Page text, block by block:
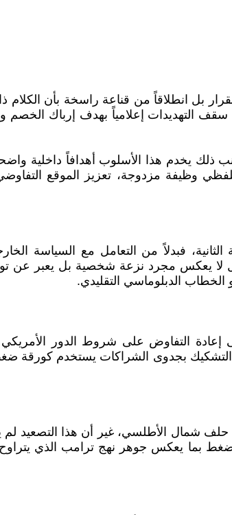
بل انطلاقاً من قناعة راسخة بأن الكلام
التهديدات إعلامياً بهدف إرباك الخصم
ذلك يخدم هذا الأسلوب أهدافاً داخلية
وظيفة مزدوجة، تعزيز الموقع التفاوضي
فبدلاً من التعامل مع السياسة
لا يعكس مجرد نزعة شخصية بل يعبر
الخطاب الدبلوماسي التقليدي.
إعادة التفاوض على شروط الدور الأمريكي
أو التشكيك بجدوى الشراكات يستخدم
حلف شمال الأطلسي، غير أن هذا التصعيد
بما يعكس جوهر نهج ترامب الذي